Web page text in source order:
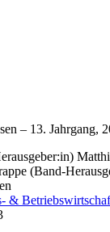
– 13. Jahrgang,
(Band-
&